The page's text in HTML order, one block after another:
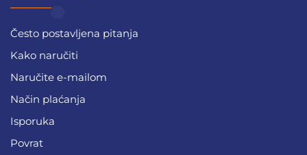
Često postavljena pitanja
Kako naručiti
Naručite e-mailom
Način plaćanja
Isporuka
Povrat